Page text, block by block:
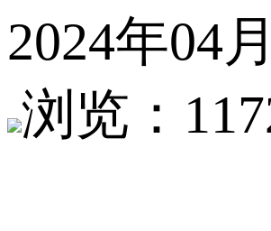
2024年04
浏览：